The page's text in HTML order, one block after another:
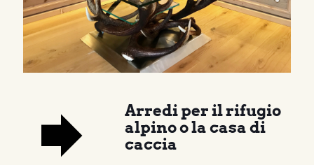
Arredi per il rifugio
alpino o la casa di
caccia